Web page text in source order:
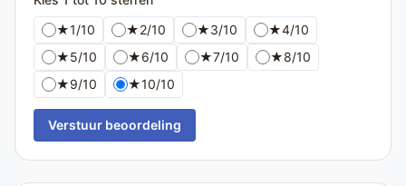
★1/10 ★2/10 ★3/10 ★4/10
★5/10 ★6/10 ★7/10 ★8/10
★9/10 ★10/10
Verstuur beoordeling